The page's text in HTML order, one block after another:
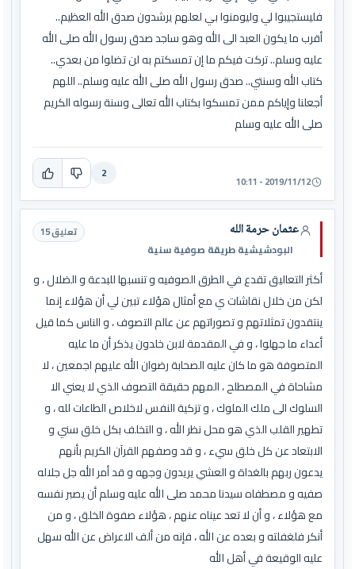
فليستجيبوا لي وليومنوا بي لعلهم يرشدون صدق الله العظيم..
أقرب ما يكون العبد الى الله وهو ساجد صدق رسول الله صلى الله
عليه وسلم.. تركت فيكم ما إن تمسكتم به لن تضلوا من بعدي..
كتاب الله وسنتي.. صدق رسول الله صلى الله عليه وسلم.. اللهم
أجعلنا وإياكم ممن تمسكوا بكتاب الله تعالى وسنة رسوله الكريم
صلى الله عليه وسلم
2019/11/12 - 10:11
2
عثمان حرمة الله
البودشيشية طريقة صوفية سنية
تعليق 15
أكثر التعاليق تقدع في الطرق الصوفيه و تنسبها للبدعة و الضلال ، و
لكن من خلال نقاشات ي مع أمثال هؤلاء تبين لي أن هؤلاء إنما
ينتقدون تمثلاتهم و تصوراتهم عن عالم التصوف ، و الناس كما قيل
أعداء ما جهلوا ، و في المقدمة لابن خلدون يذكر أن ما عليه
المتصوفة هو ما كان عليه الصحابة رضوان الله عليهم اجمعين ، لا
مشاحاة في المصطلح ، المهم حقيقة التصوف الذي لا يعني الا
السلوك الى ملك الملوك ، و تزكية النفس لاخلاص الطاعات لله ، و
تطهير القلب الذي هو محل نظر الله ، و التخلف بكل خلق سني و
الابتعاد عن كل خلق سيء ، و قد وصفهم القرآن الكريم بأنهم
يدعون ربهم بالغداة و العشي يريدون وجهه و قد أمر الله جل جلاله
صفيه و مصطفاه سيدنا محمد صلى الله عليه وسلم أن يصبر نفسه
مع هؤلاء ، و أن لا تعد عيناه عنهم ، هؤلاء صفوة الخلق ، و من
أنكر فلغفلته و بعده عن الله ، فإنه من ألف الاعراض عن الله سهل
عليه الوقيعة في أهل الله